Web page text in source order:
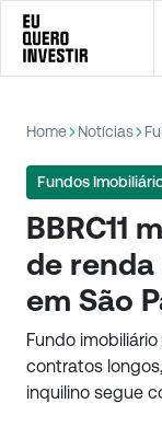
Home Notícias
Fundos
BBRC11
de renda
em São
Fundo
contratos
inquilino segue